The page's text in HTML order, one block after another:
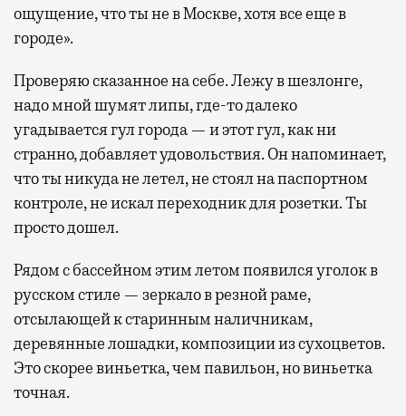
ощущение, что ты не в Москве, хотя все еще в
городе».
Проверяю сказанное на себе. Лежу в шезлонге,
надо мной шумят липы, где-то далеко
угадывается гул города — и этот гул, как ни
странно, добавляет удовольствия. Он напоминает,
что ты никуда не летел, не стоял на паспортном
контроле, не искал переходник для розетки. Ты
просто дошел.
Рядом с бассейном этим летом появился уголок в
русском стиле — зеркало в резной раме,
отсылающей к старинным наличникам,
деревянные лошадки, композиции из сухоцветов.
Это скорее виньетка, чем павильон, но виньетка
точная.